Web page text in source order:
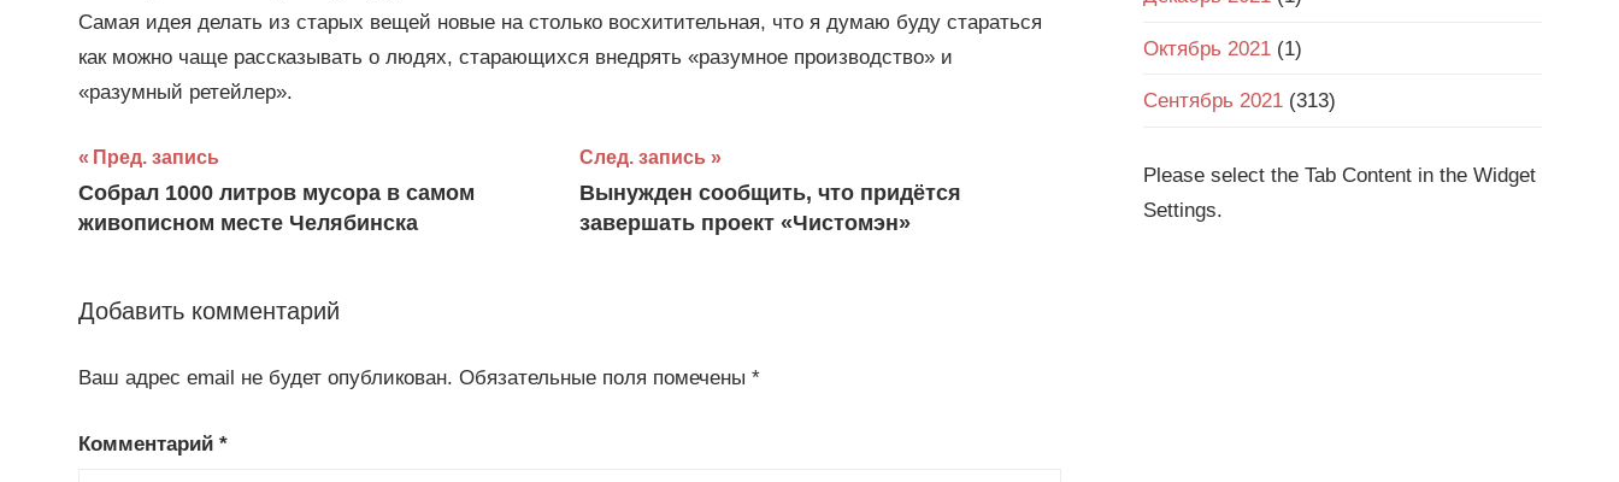
Самая идея делать из старых вещей новые на столько восхитительная, что я думаю буду стараться
как можно чаще рассказывать о людях, старающихся внедрять «разумное производство» и
«разумный ретейлер».
Навигация
по
Пред. запись
Собрал 1000 литров мусора в самом
живописном месте Челябинска
След. запись
Вынужден сообщить, что придётся
завершать проект «Чистомэн»
Добавить комментарий
Ваш адрес email не будет опубликован. Обязательные поля помечены *
Комментарий *
Октябрь 2021 (1)
Сентябрь 2021 (313)
Please select the Tab Content in the Widget
Settings.